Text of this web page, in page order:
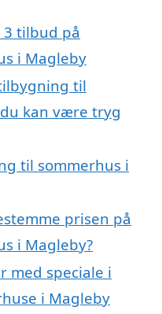
tilbud på
i Magleby
til
kan være tryg
til sommerhus i
prisen på
i Magleby?
med speciale i
i Magleby